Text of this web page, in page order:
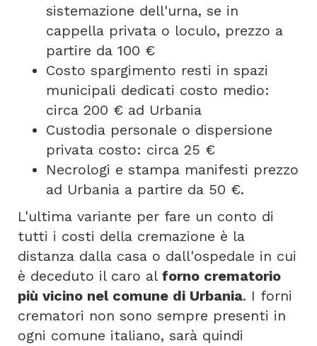
sistemazione dell'urna, se in
cappella privata o loculo, prezzo a
partire da 100 €
Costo spargimento resti in spazi
municipali dedicati costo medio:
circa 200 € ad Urbania
Custodia personale o dispersione
privata costo: circa 25 €
Necrologi e stampa manifesti prezzo
ad Urbania a partire da 50 €.
L'ultima variante per fare un conto di
tutti i costi della cremazione è la
distanza dalla casa o dall'ospedale in cui
è deceduto il caro al forno crematorio
più vicino nel comune di Urbania. I forni
crematori non sono sempre presenti in
ogni comune italiano, sarà quindi